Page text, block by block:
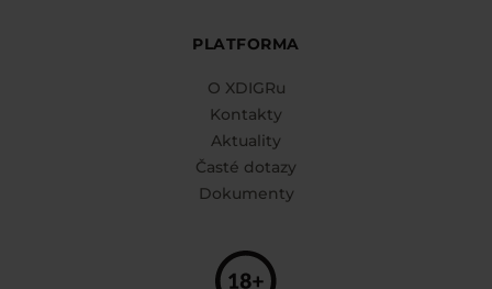
PLATFORMA
O XDIGRu
Kontakty
Aktuality
Časté dotazy
Dokumenty